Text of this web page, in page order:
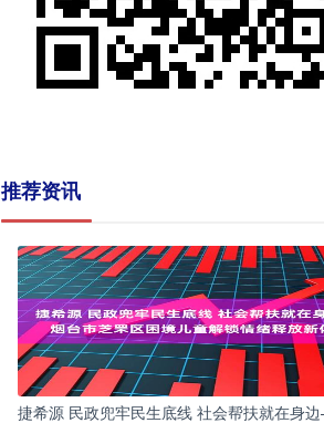
推荐资讯
捷希源 民政兜牢民生底线 社会帮扶就在身